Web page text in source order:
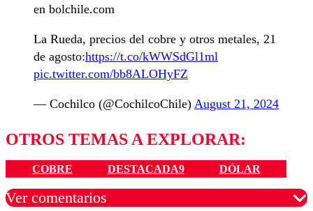
en bolchile.com
La Rueda, precios del cobre y otros metales, 21
de agosto:https://t.co/kWWSdGl1ml
pic.twitter.com/bb8ALOHyFZ
— Cochilco (@CochilcoChile) August 21, 2024
OTROS TEMAS A EXPLORAR:
COBRE DESTACADA9 DÓLAR
Ver comentarios